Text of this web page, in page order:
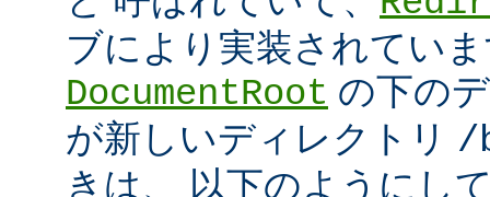
ブにより実装されてい
DocumentRoot の下の
が新しいディレクトリ /
きは、 以下のようにし